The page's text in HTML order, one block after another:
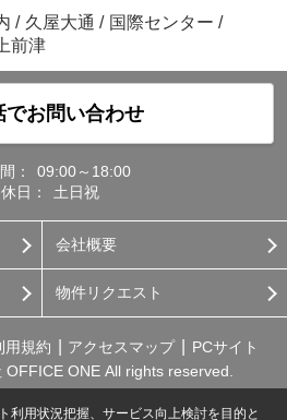
/ 久屋大通 / 国際センター /
上前津
でお問い合わせ
：
09:00～18:00
日：
土日祝
会社概要
物件リクエスト
用規約 アクセスマップ
PCサイト
ONE All rights reserved.
利用状況把握、サービス向上検討を目的と